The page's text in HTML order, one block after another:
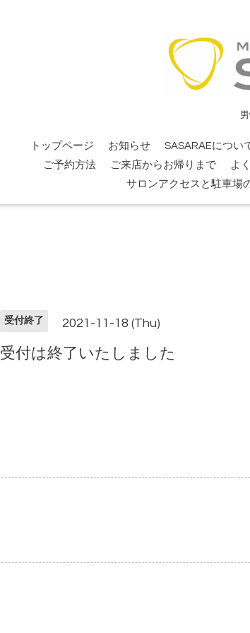
トップページ お知らせ SASARAEについ
ご予約方法
ご来店からお帰りまで よ
サロンアクセスと駐車場
受付終了 2021-11-18 (Thu)
受付は終了いたしました